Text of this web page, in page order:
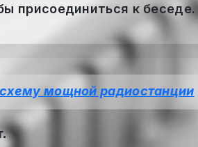
присоединиться к беседе.
мощной радиостанции